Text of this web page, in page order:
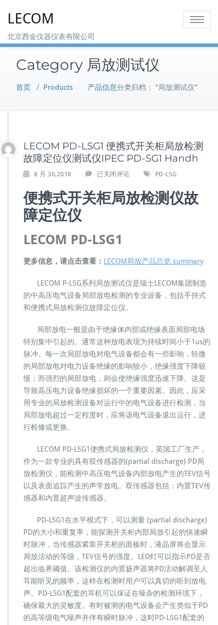
LECOM
北京西金仪器仪表有限公司
Toggle
Category 局放测试仪
首页 / Products 产品信息分类归档： "局放测试仪"
LECOM PD-LSG1 便携式开关柜局放检测
故障定位仪测试仪IPEC PD-SG1 Handh
8 月 30,2018
L
C
O
-
S
1
便
携
式
关
柜
局
放
检
测
故
障
定
位
试
仪
I
P
E
C
D
-
S
G
1
H
a
n
d
h
已关闭评论 PD-LSG
便携式开关柜局放检测仪故
障定位仪
LECOM PD-LSG1
更多信息，请点击查看： LECOM局放产品总览 summary
LECOM P-LSG系列局放测试仪是瑞士LECOM集团制造
的中高压电气设备局部放电检测的专业设备，包括手持式
和便携式局放检测仪故障定位仪。
局部放电一般是由于绝缘体内部或绝缘表面局部电场
特别集中引起的。通常这种放电表现为持续时间小于1us的
脉冲。每一次局部放电对电气设备都会有一些影响，轻微
的局部放电对电力设备绝缘的影响较小，绝缘强度下降较
慢；而强烈的局部放电，则会使绝缘强度迅速下降。这是
导致高压电力设备绝缘损坏的一个重要因素。因此，应采
用专业的局放检测设备对运行中的电气设备进行检测，当
局部放电超过一定程度时，应将该电气设备退出运行，进
行检修或更换。
LECOM PD-LSG1便携式局放检测仪，英国工厂生产，
作为一款专业的具有双传感器的(partial discharge) PD局
放检测仪，能检测中高压电气设备内部放电产生的TEV信号
以及表面追踪产生的声学放电。双传感器包括：内置TEV传
感器和内置超声波传感器。
PD-LSG1在水平模式下，可以测量 (partial discharge)
PD的大小和重复率，能探测开关柜内部局放引起的快速瞬
时脉冲，当传感器紧靠开关柜的面板时，液晶屏将会显示
局放活动的等级，TEV信号的强度。LED灯可以指示PD是否
超出临界阈值。该检测仪的内置扬声器将PD活动解调至人
耳能听见的频率，这样在检测时用户可以真切的听到放电
声。PD-LSG1配套的耳机可以保证在噪杂的检测环境下，
确保最大的灵敏度。有时被测的电气设备会产生类似于PD
的高等级电气噪声并伴有瞬时脉冲，这时PD-LSG1配套的